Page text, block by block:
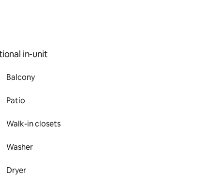
in-unit
Balcony
Patio
Walk-in closets
Washer
Dryer